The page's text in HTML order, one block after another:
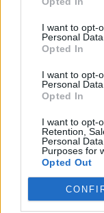
I want to opt-
Personal Data.
Opted In
I want to opt-
Personal
Opted In
I want to opt-
Retention,
Personal
Purposes for
Opted Out
duomenų
taikiniais.
buvo
objektai,
„Microsoft“,
„Telegram“
d. atakos
Irano režimas